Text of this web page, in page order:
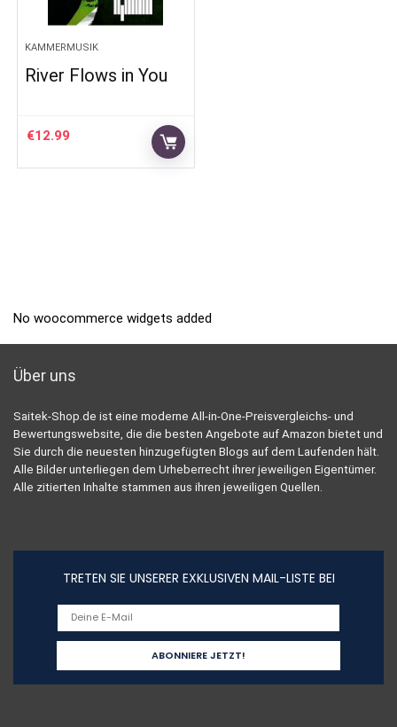
KAMMERMUSIK
River Flows in You
€12.99
No woocommerce widgets added
Über uns
Saitek-Shop.de ist eine moderne All-in-One-Preisvergleichs- und
Bewertungswebsite, die die besten Angebote auf Amazon bietet und
Sie durch die neuesten hinzugefügten Blogs auf dem Laufenden hält.
Alle Bilder unterliegen dem Urheberrecht ihrer jeweiligen Eigentümer.
Alle zitierten Inhalte stammen aus ihren jeweiligen Quellen.
TRETEN SIE UNSERER EXKLUSIVEN MAIL-LISTE BEI